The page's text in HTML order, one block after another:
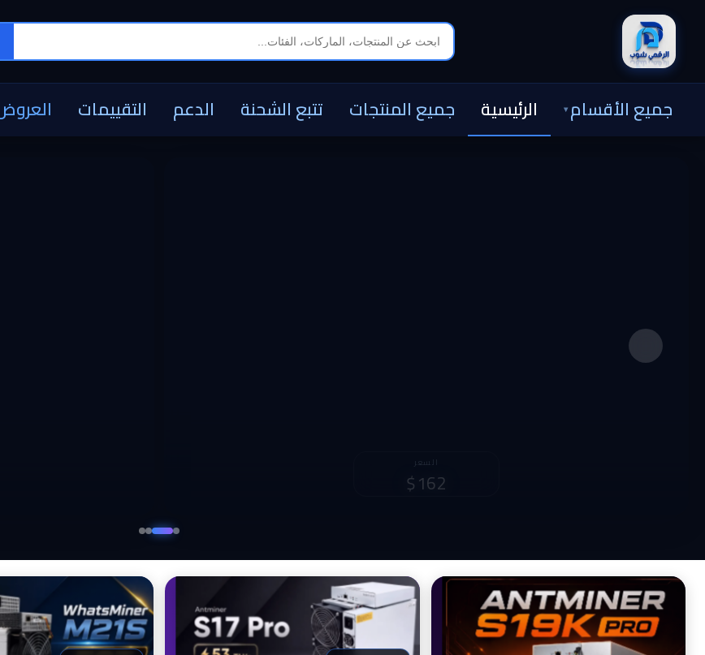
جميع الأقسام الرئيسية جميع المنتجات تتبع الشحنة الدعم التقييمات
الربح الشهري
769 د.ل